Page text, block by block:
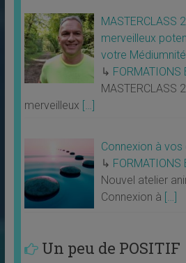
MASTERCLASS
merveilleux
votre Médiumnité
↳ FORMATIONS
MASTERCLASS
merveilleux […]
Connexion à vos
↳ FORMATIONS
Nouvel atelier
Connexion à […]
Un peu de POSITIF